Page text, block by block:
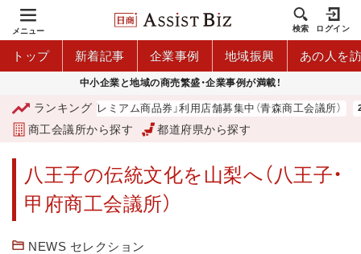
メニュー 検索 ログイン
トップ 新着記事 企業事例 地域振興 あの人を
中小企業と地域の商売繁盛・企業事例が満載！
ランキング
「青森市プレミアム商品券」利用店舗募集中（青森商工会議所）
商工会議所から探す 都道府県から探す
八王子の伝統文化を山梨へ（八王子・
甲府商工会議所）
NEWS セレクション